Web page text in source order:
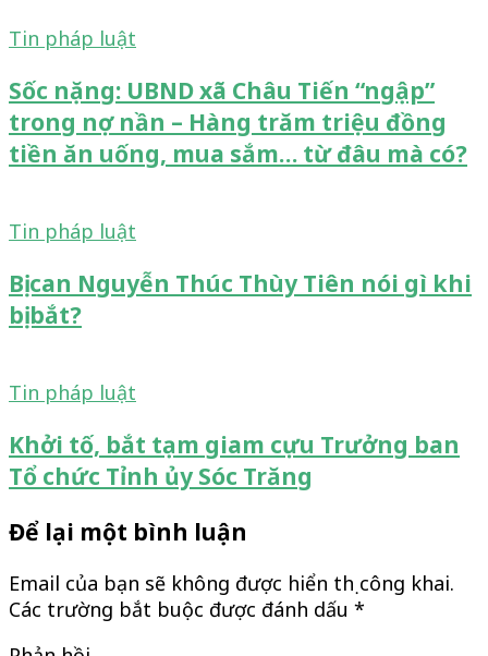
Tin pháp luật
Sốc nặng: UBND xã Châu Tiến “ngập”
trong nợ nần – Hàng trăm triệu đồng
tiền ăn uống, mua sắm… từ đâu mà có?
Tin pháp luật
Bị can Nguyễn Thúc Thùy Tiên nói gì khi
bị bắt?
Tin pháp luật
Khởi tố, bắt tạm giam cựu Trưởng ban
Tổ chức Tỉnh ủy Sóc Trăng
Để lại một bình luận
Email của bạn sẽ không được hiển thị công khai.
Các trường bắt buộc được đánh dấu *